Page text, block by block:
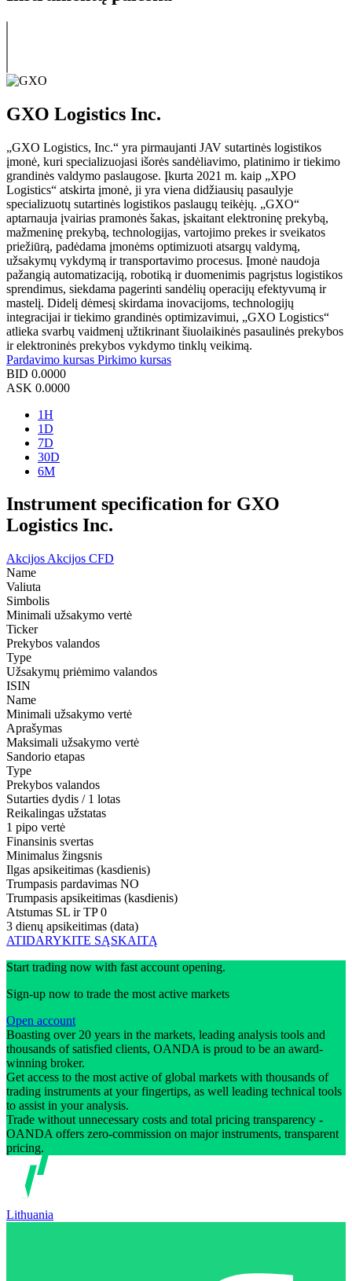
GXO Logistics Inc.
„GXO Logistics, Inc.“ yra pirmaujanti JAV sutartinės logistikos
įmonė, kuri specializuojasi išorės sandėliavimo, platinimo ir tiekimo
grandinės valdymo paslaugose. Įkurta 2021 m. kaip „XPO
Logistics“ atskirta įmonė, ji yra viena didžiausių pasaulyje
specializuotų sutartinės logistikos paslaugų teikėjų. „GXO“
aptarnauja įvairias pramonės šakas, įskaitant elektroninę prekybą,
mažmeninę prekybą, technologijas, vartojimo prekes ir sveikatos
priežiūrą, padėdama įmonėms optimizuoti atsargų valdymą,
užsakymų vykdymą ir transportavimo procesus. Įmonė naudoja
pažangią automatizaciją, robotiką ir duomenimis pagrįstus logistikos
sprendimus, siekdama pagerinti sandėlių operacijų efektyvumą ir
mastelį. Didelį dėmesį skirdama inovacijoms, technologijų
integracijai ir tiekimo grandinės optimizavimui, „GXO Logistics“
atlieka svarbų vaidmenį užtikrinant šiuolaikinės pasaulinės prekybos
ir elektroninės prekybos vykdymo tinklų veikimą.
Pardavimo kursas Pirkimo kursas
BID 0.0000
ASK 0.0000
1H
1D
7D
30D
6M
Instrument specification for GXO
Logistics Inc.
Akcijos Akcijos CFD
Name
Valiuta
Simbolis
Minimali užsakymo vertė
Ticker
Prekybos valandos
Type
Užsakymų priėmimo valandos
ISIN
Name
Minimali užsakymo vertė
Aprašymas
Maksimali užsakymo vertė
Sandorio etapas
Type
Prekybos valandos
Sutarties dydis / 1 lotas
Reikalingas užstatas
1 pipo vertė
Finansinis svertas
Minimalus žingsnis
Ilgas apsikeitimas (kasdienis)
Trumpasis pardavimas NO
Trumpasis apsikeitimas (kasdienis)
Atstumas SL ir TP 0
3 dienų apsikeitimas (data)
ATIDARYKITE SĄSKAITĄ
Start trading now with fast account opening.
Sign-up now to trade the most active markets
Open account
Boasting over 20 years in the markets, leading analysis tools and
thousands of satisfied clients, OANDA is proud to be an award-
winning broker.
Get access to the most active of global markets with thousands of
trading instruments at your fingertips, as well leading technical tools
to assist in your analysis.
Trade without unnecessary costs and total pricing transparency -
OANDA offers zero-commission on major instruments, transparent
pricing.
Lithuania